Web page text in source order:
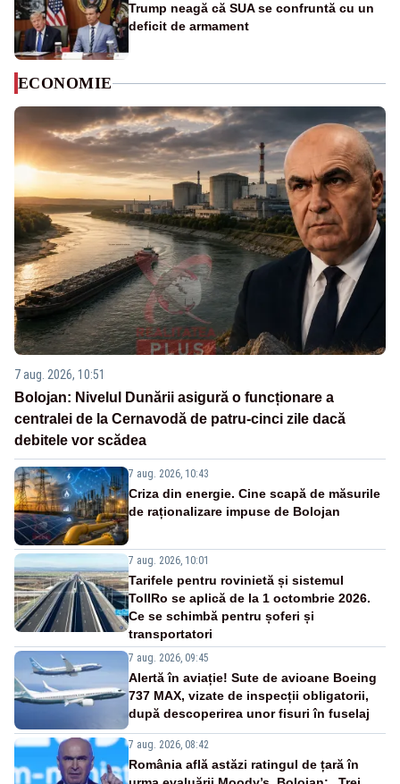
Trump neagă că SUA se confruntă cu un
deficit de armament
ECONOMIE
7 aug. 2026, 10:51
Bolojan: Nivelul Dunării asigură o funcționare a
centralei de la Cernavodă de patru-cinci zile dacă
debitele vor scădea
7 aug. 2026, 10:43
Criza din energie. Cine scapă de măsurile
de raționalizare impuse de Bolojan
7 aug. 2026, 10:01
Tarifele pentru rovinietă și sistemul
TollRo se aplică de la 1 octombrie 2026.
Ce se schimbă pentru șoferi și
transportatori
7 aug. 2026, 09:45
Alertă în aviație! Sute de avioane Boeing
737 MAX, vizate de inspecții obligatorii,
după descoperirea unor fisuri în fuselaj
7 aug. 2026, 08:42
România află astăzi ratingul de țară în